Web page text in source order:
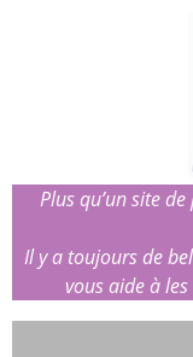
Plus qu’un site
Il y a toujours de
vous aide à